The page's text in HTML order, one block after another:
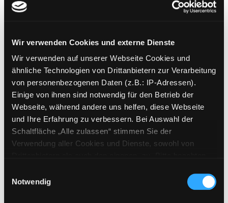
Wir verwenden Cookies und externe Dienste
Wir verwenden auf unserer Webseite Cookies und
ähnliche Technologien von Drittanbietern zur Verarbeitung
von personenbezogenen Daten (z.B.: IP-Adressen).
Einige von ihnen sind notwendig für den Betrieb der
Webseite, während andere uns helfen, diese Webseite
und Ihre Erfahrung zu verbessern. Bei Auswahl der
Schaltfläche „Alle zulassen“ stimmen Sie der
Verwendung aller Cookies und Dienste, sowohl von
Cookies von Drittanbietern, eine Verarbeitung in
unsicheren Drittländern (Länder außerhalb des EWR
Notwendig
Jahr:2017
Prinzessin Grünerbse schlägt drei
Purzelbäume auf dem Misthaufen
Mediengruppe:Kinderbuch
Prinzessin Grünerbse
schlägt drei Purzelbäume
auf dem Misthaufen
Klassensatz:
Prinzessin Grünerbse schlägt drei